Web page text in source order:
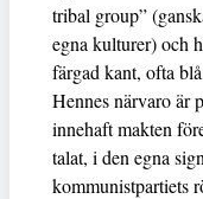
tribal group”
egna kulturer) och
färgad kant, ofta
Hennes närvaro är
innehaft makten
talat, i den egna
kommunistpartiets